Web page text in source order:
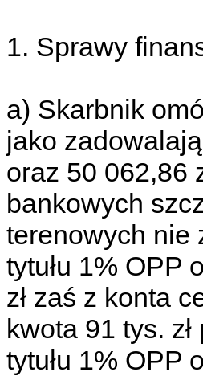
1. Sprawy
a) Skarbnik
jako
oraz 50 062,86
bankowych
terenowych nie
tytułu 1% OPP
zł zaś z konta
kwota 91 tys.
tytułu 1% OPP